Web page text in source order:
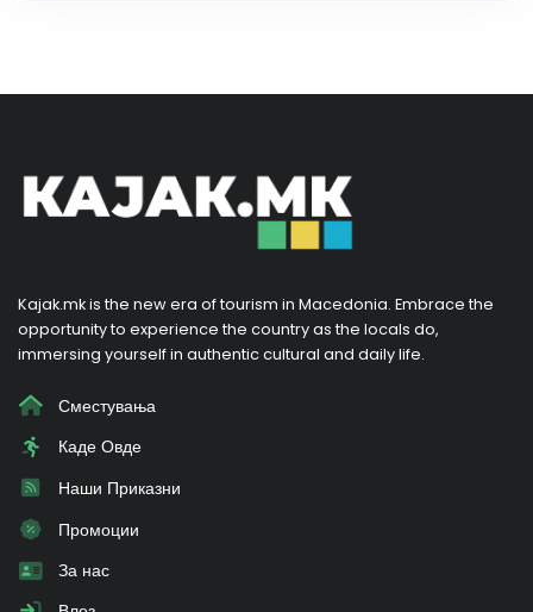
Kajak.mk is the new era of tourism in Macedonia. Embrace the
opportunity to experience the country as the locals do,
immersing yourself in authentic cultural and daily life.
Сместувања
Каде Овде
Наши Приказни
Промоции
За нас